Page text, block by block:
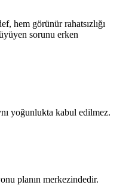
hem görünür rahatsızlığı
sorunu erken
yoğunlukta kabul edilmez.
planın merkezindedir.